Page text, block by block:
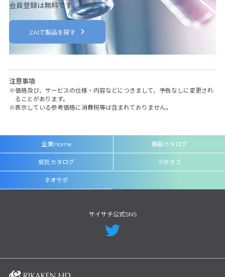
会員登録は無料です。
ZAIで製品を探す
注意事項
価格及び、サービスの仕様・内容などにつきまして、予告なしに変更され
ることがあります。
表示している参考価格に消費税等は含まれておりません。
企業Home 機器カタログ
受託カタログ ラボタス
ネオサポ
サイサチ公式SNS